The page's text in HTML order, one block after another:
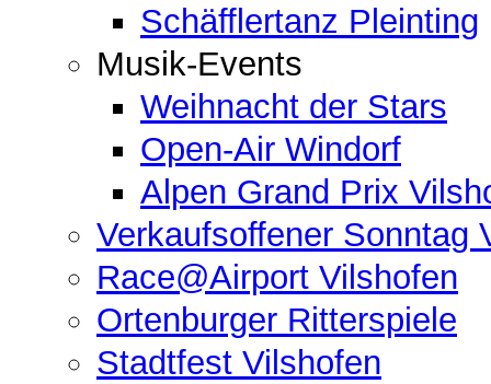
Schäfflertanz Pleinting
Musik-Events
Weihnacht der Stars
Open-Air Windorf
Alpen Grand Prix
Verkaufsoffener Sonntag
Race@Airport Vilshofen
Ortenburger Ritterspiele
Stadtfest Vilshofen